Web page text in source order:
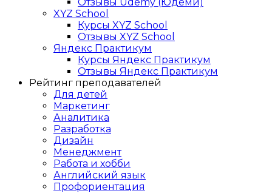
XYZ School
Курсы XYZ School
Отзывы XYZ School
Яндекс Практикум
Курсы Яндекс Практикум
Отзывы Яндекс Практикум
Рейтинг преподавателей
Для детей
Маркетинг
Аналитика
Разработка
Дизайн
Менеджмент
Работа и хобби
Английский язык
Профориентация